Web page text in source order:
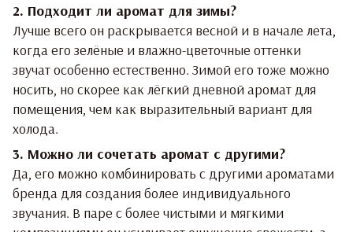
2. Подходит ли аромат для зимы?
Лучше всего он раскрывается весной и в начале лета,
когда его зелёные и влажно-цветочные оттенки
звучат особенно естественно. Зимой его тоже можно
носить, но скорее как лёгкий дневной аромат для
помещения, чем как выразительный вариант для
холода.
3. Можно ли сочетать аромат с другими?
Да, его можно комбинировать с другими ароматами
бренда для создания более индивидуального
звучания. В паре с более чистыми и мягкими